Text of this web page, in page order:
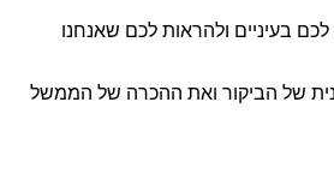
בעיניים ולהראות לכם שאנחנו
של הביקור ואת ההכרה של הממשל